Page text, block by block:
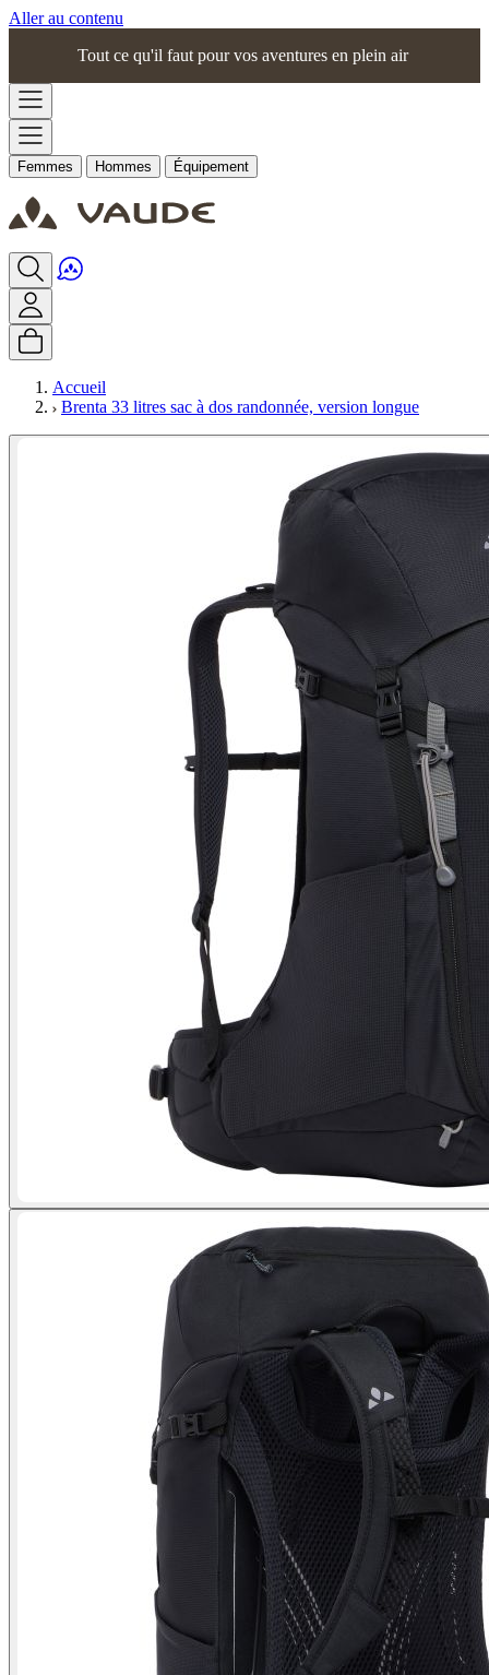
Aller au contenu
Tout ce qu'il faut pour vos aventures en plein air
Femmes Hommes Équipement
Accueil
Brenta 33 litres sac à dos randonnée, version longue